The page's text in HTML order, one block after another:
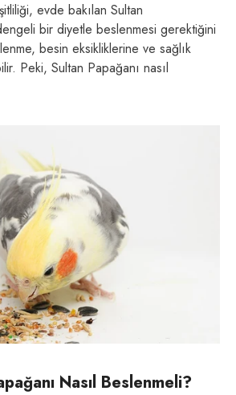
evde bakılan Sultan
bir diyetle beslenmesi gerektiğini
besin eksikliklerine ve sağlık
Peki, Sultan Papağanı nasıl
Nasıl Beslenmeli?